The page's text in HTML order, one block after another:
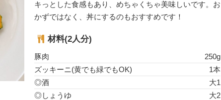
キっとした食感もあり、めちゃくちゃ美味しいです。お
かずではなく、丼にするのもおすすめです！
材料(2人分)
豚肉
250g
ズッキーニ(黄でも緑でもOK)
1本
◎酒
大1
◎しょうゆ
大2